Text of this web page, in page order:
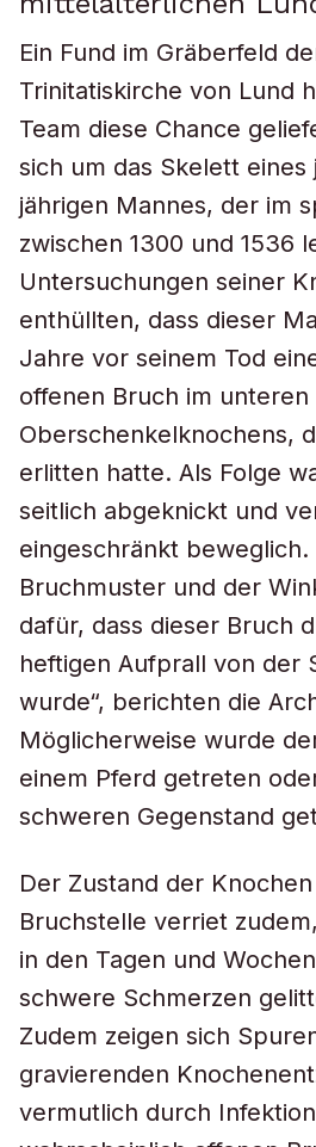
Ein Fund im Gräberfeld
Trinitatiskirche von Lund
Team diese Chance
sich um das Skelett
jährigen Mannes, der im
zwischen 1300 und 1536
Untersuchungen seiner
enthüllten, dass dieser
Jahre vor seinem Tod
offenen Bruch im unteren
Oberschenkelknochens,
erlitten hatte. Als Folge
seitlich abgeknickt und
eingeschränkt beweglich.
Bruchmuster und der
dafür, dass dieser Bruch
heftigen Aufprall von der
wurde“, berichten die
Möglicherweise wurde
einem Pferd getreten
schweren Gegenstand
Der Zustand der
Bruchstelle verriet
in den Tagen und
schwere Schmerzen
Zudem zeigen sich
gravierenden
vermutlich durch